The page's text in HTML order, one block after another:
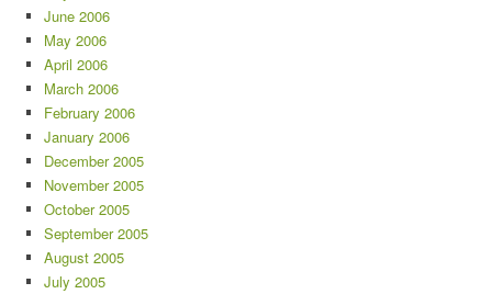
June 2006
May 2006
April 2006
March 2006
February 2006
January 2006
December 2005
November 2005
October 2005
September 2005
August 2005
July 2005